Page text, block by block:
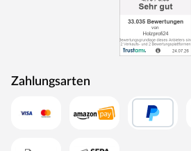
Zahlungsarten